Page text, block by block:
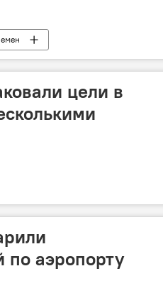
цели в
по аэропорту